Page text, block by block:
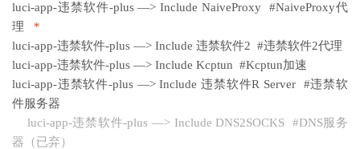
luci-app-违禁软件-plus —> Include NaiveProxy #NaiveProxy代
理 *
luci-app-违禁软件-plus —> Include 违禁软件2 #违禁软件2代理
luci-app-违禁软件-plus —> Include Kcptun #Kcptun加速
luci-app-违禁软件-plus —> Include 违禁软件R Server #违禁软
件服务器
luci-app-违禁软件-plus —> Include DNS2SOCKS #DNS服务
器（已弃）